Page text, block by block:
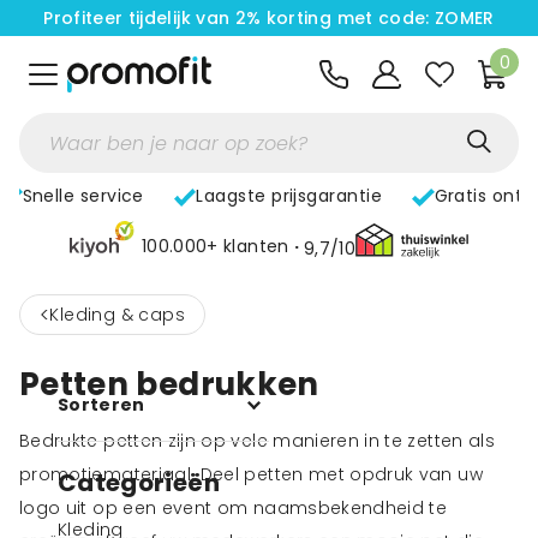
Profiteer tijdelijk van 2% korting met code: ZOMER
0
Snelle service Laagste prijsgarantie Gratis
100.000+ klanten 9,7/10
< Kleding & caps
Sorteren
Categorieën
Kleding
Petten bedrukken
Bedrukte petten zijn op vele manieren in te zetten als
promotiemateriaal. Deel petten met opdruk van uw
logo uit op een event om naamsbekendheid te